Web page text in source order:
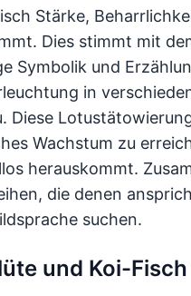
Stärke,
Dies stimmt mit
Symbolik und
in
Diese
Wachstum zu
herauskommt.
die denen
suchen.
und Koi-